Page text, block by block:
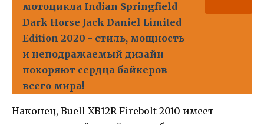
мотоцикла Indian Springfield
Dark Horse Jack Daniel Limited
Edition 2020 - стиль, мощность
и неподражаемый дизайн
покоряют сердца байкеров
всего мира!
Наконец, Buell XB12R Firebolt 2010 имеет